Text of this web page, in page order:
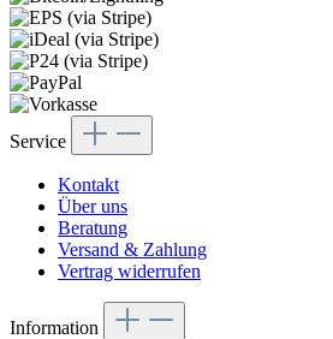
Service
Kontakt
Über uns
Beratung
Versand & Zahlung
Vertrag widerrufen
Information